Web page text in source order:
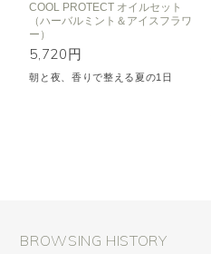
COOL PROTECT オイルセット
（ハーバルミント＆アイスフラワ
ー）
5,720円
朝と夜、香りで整える夏の1日
BROWSING HISTORY